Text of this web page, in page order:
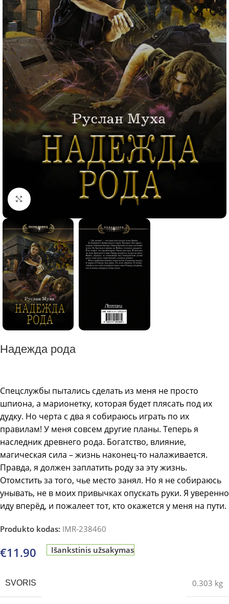
Click to enlarge
Надежда рода
Спецслужбы пытались сделать из меня не просто
шпиона, а марионетку, которая будет плясать под их
дудку. Но черта с два я собираюсь играть по их
правилам! У меня совсем другие планы. Теперь я
наследник древнего рода. Богатство, влияние,
магическая сила – жизнь наконец-то налаживается.
Правда, я должен заплатить роду за эту жизнь.
Отомстить за того, чье место занял. Но я не собираюсь
унывать, не в моих привычках опускать руки. Я уверенно
иду вперёд, и пожалеет тот, кто окажется у меня на пути.
Produkto kodas: IMR-238460
€11.90 Išankstinis užsakymas
SVORIS 0.303 kg